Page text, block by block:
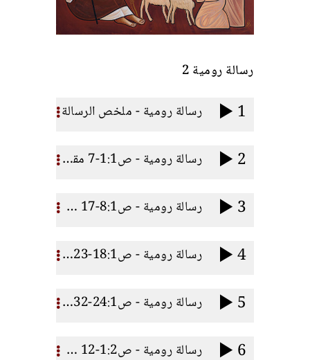
رسالة رومية 2
1 رسالة رومية - ملخص الرسالة
2 رسالة رومية - ص1:1-7 مقدمة الرسالة
3 رسالة رومية - ص8:1-17 غرض الرسالة
4 رسالة رومية - ص18:1-23 غضب اللـه
5 رسالة رومية - ص24:1-32 خطايا الأمم
6 رسالة رومية - ص1:2-12 دينونة اللـه